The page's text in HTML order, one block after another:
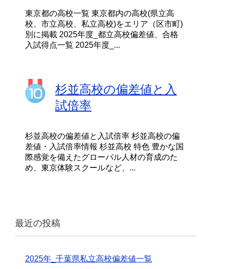
東京都の高校一覧 東京都内の高校(県立高
校、市立高校、私立高校)をエリア（区市町)
別に掲載 2025年度_都立高校偏差値、合格
入試得点一覧 2025年度_...
杉並高校の偏差値と入
試倍率
杉並高校の偏差値と入試倍率 杉並高校の偏
差値・入試倍率情報 杉並高校 特色 豊かな国
際感覚を備えたグローバル人材の育成のた
め、東京体験スクールなど、...
最近の投稿
2025年_千葉県私立高校偏差値一覧